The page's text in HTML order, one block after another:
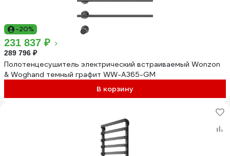
-20%
231 837 ₽
289 796 ₽
Полотенцесушитель электрический встраиваемый Wonzon
& Woghand темный графит WW-A365-GM
В корзину